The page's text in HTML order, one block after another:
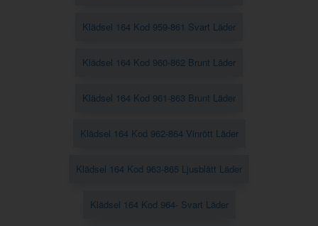
Klädsel 164 Kod 959-861 Svart Läder
Klädsel 164 Kod 960-862 Brunt Läder
Klädsel 164 Kod 961-863 Brunt Läder
Klädsel 164 Kod 962-864 Vinrött Läder
Klädsel 164 Kod 963-865 Ljusblått Läder
Klädsel 164 Kod 964- Svart Läder